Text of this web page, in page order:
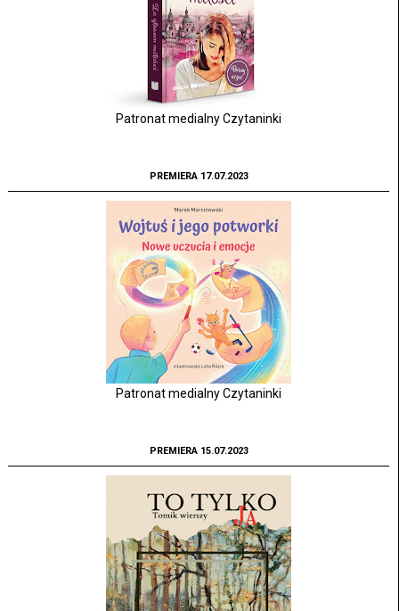
Patronat medialny Czytaninki
PREMIERA 17.07.2023
Patronat medialny Czytaninki
PREMIERA 15.07.2023